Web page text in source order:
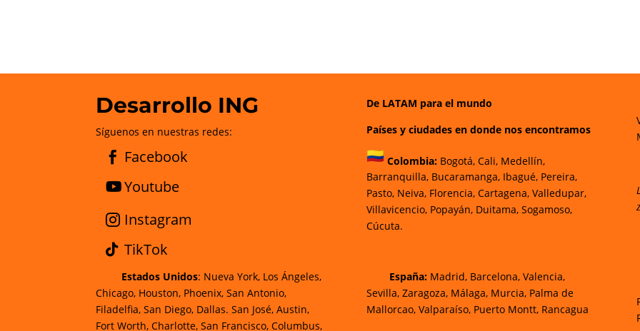
Desarrollo ING
Síguenos en nuestras redes:
Facebook
Youtube
Instagram
TikTok
De LATAM para el mundo
Países y ciudades en donde nos encontramos
Colombia: Bogotá,Cali, Medellín,
Barranquilla,Bucaramanga,Ibagué,Pereira,
Pasto, Neiva, Florencia, Cartagena, Valledupar,
Villavicencio,Popayán, Duitama, Sogamoso,
Cúcuta.
Estados Unidos: Nueva York, Los Ángeles,
Chicago, Houston, Phoenix, San Antonio,
Filadelfia, San Diego, Dallas. San José, Austin,
Fort Worth, Charlotte, San Francisco, Columbus,
España: Madrid, Barcelona, Valencia,
Sevilla, Zaragoza, Málaga, Murcia, Palma de
Mallorcao, Valparaíso, Puerto Montt, Rancagua